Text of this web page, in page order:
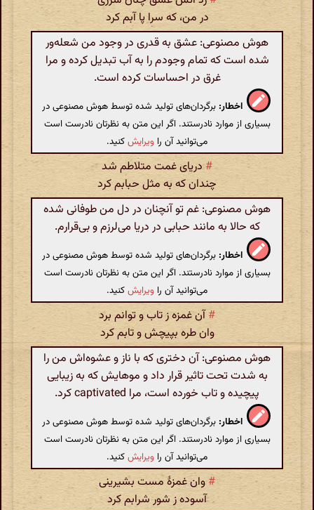
در من، که سرا پا آبم کرد
هوش مصنوعی: عشق به قدری در وجود من شعله‌ور
شده است که تمام وجودم را به آب تبدیل کرده و مرا
غرق در احساسات کرده است.
اخطار: برگردان‌های تولید شده توسط هوش مصنوعی در
بسیاری از موارد نادرستند. اگر این متن به نظرتان نادرست است
می‌توانید آن را ویرایشکنید.
# دریای غمت متلاطم شد
چندان که به مثل حبابم کرد
هوش مصنوعی: غم تو آنچنان در دل من طوفانی شده
که حالا به مانند حبابی در دریا می‌لرزم و بی‌قرارم.
اخطار: برگردان‌های تولید شده توسط هوش مصنوعی در
بسیاری از موارد نادرستند. اگر این متن به نظرتان نادرست است
می‌توانید آن را ویرایشکنید.
#آن غمزه ز تاب و توانم برد
وان طره بپیچش و تابم کرد
هوش مصنوعی: آن دختری که با ناز و عشوه‌اش من را
به شدت تحت تاثیر قرار داد و موهایش که به زیبایی
پیچیده و تاب خورده است، مرا captivated کرد.
اخطار: برگردان‌های تولید شده توسط هوش مصنوعی در
بسیاری از موارد نادرستند. اگر این متن به نظرتان نادرست است
می‌توانید آن را ویرایشکنید.
# وان غمزۀ مست بشیرینی
آسوده ز شور شرابم کرد